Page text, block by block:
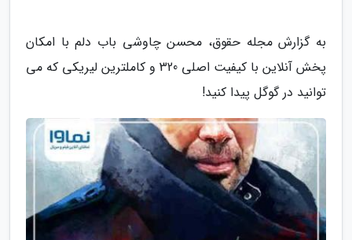
به گزارش مجله حقوق، محسن چاوشی باب دلم با امکان
پخش آنلاین با کیفیت اصلی 320 و کاملترین لیریکی که می
توانید در گوگل پیدا کنید!